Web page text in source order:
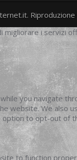
Riproduzione
i servizi
you navigate
website. We also
to opt-out of
to function